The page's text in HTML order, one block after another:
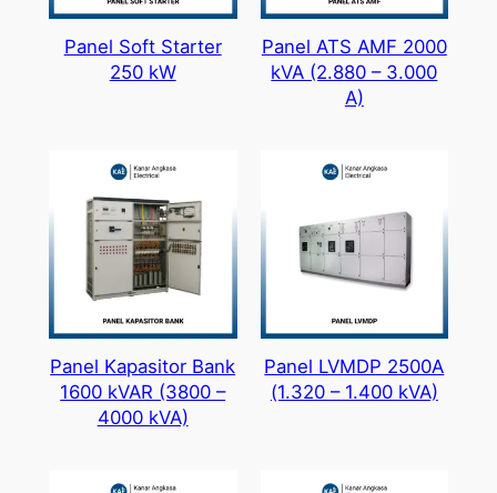
Panel Soft Starter
250 kW
Panel ATS AMF 2000
kVA (2.880 – 3.000
A)
Panel Kapasitor Bank
1600 kVAR (3800 –
4000 kVA)
Panel LVMDP 2500A
(1.320 – 1.400 kVA)